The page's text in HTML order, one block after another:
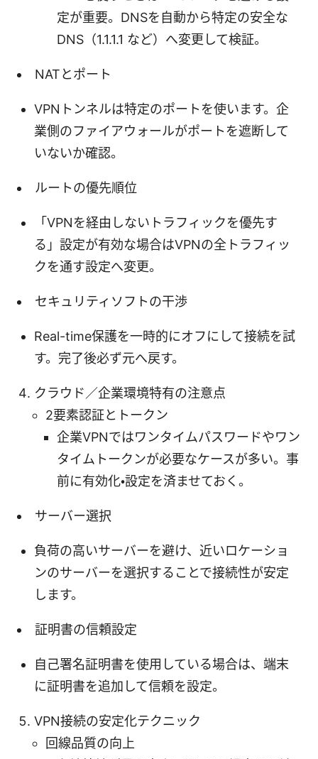
定が重要。DNSを自動から特定の安全な
DNS（1.1.1.1 など）へ変更して検証。
NATとポート
VPNトンネルは特定のポートを使います。企
業側のファイアウォールがポートを遮断して
いないか確認。
ルートの優先順位
「VPNを経由しないトラフィックを優先す
る」設定が有効な場合はVPNの全トラフィッ
クを通す設定へ変更。
セキュリティソフトの干渉
Real-time保護を一時的にオフにして接続を試
す。完了後必ず元へ戻す。
クラウド／企業環境特有の注意点
2要素認証とトークン
企業VPNではワンタイムパスワードやワン
タイムトークンが必要なケースが多い。事
前に有効化・設定を済ませておく。
サーバー選択
負荷の高いサーバーを避け、近いロケーショ
ンのサーバーを選択することで接続性が安定
します。
証明書の信頼設定
自己署名証明書を使用している場合は、端末
に証明書を追加して信頼を設定。
VPN接続の安定化テクニック
回線品質の向上